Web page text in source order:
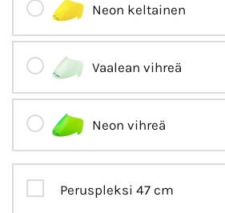
Neon keltainen
Vaalean vihreä
Neon vihreä
Peruspleksi 47 cm